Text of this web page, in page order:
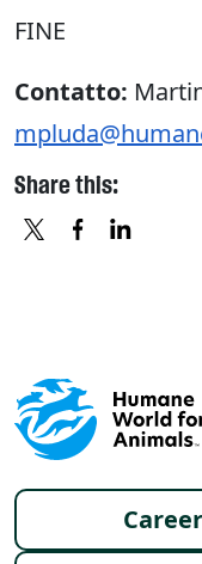
FINE
Contatto:
Share this:
Footer menu